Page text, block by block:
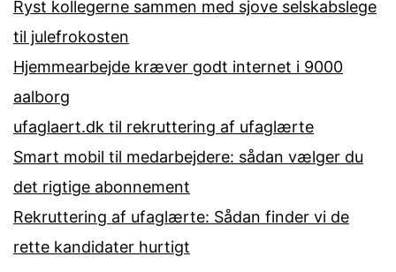
Ryst kollegerne sammen med sjove selskabslege
til julefrokosten
Hjemmearbejde kræver godt internet i 9000
aalborg
ufaglaert.dk til rekruttering af ufaglærte
Smart mobil til medarbejdere: sådan vælger du
det rigtige abonnement
Rekruttering af ufaglærte: Sådan finder vi de
rette kandidater hurtigt